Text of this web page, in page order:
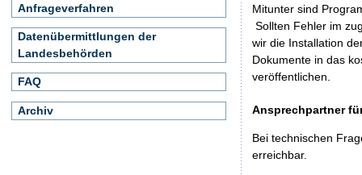
Mitunter sind
Sollten Fehler im
wir die Installation
Dokumente in das
veröffentlichen.
Ansprechpartner
Bei technischen
erreichbar.
Anfrageverfahren
Datenübermittlungen der
Landesbehörden
FAQ
Archiv